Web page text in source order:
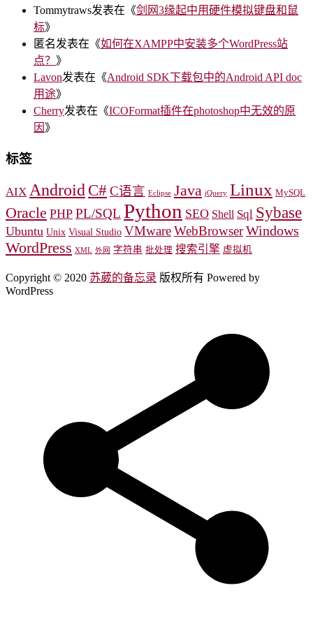
Tommytraws发表在《剑网3缘起中用硬件模拟键盘和鼠
标》
匿名发表在《如何在XAMPP中安装多个WordPress站
点？ 》
Lavon发表在《Android SDK下载包中的Android API doc
用途》
Cherry发表在《ICOFormat插件在photoshop中无效的原
因 》
标签
AIX Android C# C语言 Eclipse Java jQuery Linux MySQL
Oracle PHP PL/SQL Python SEO Shell Sql Sybase
Ubuntu Unix Visual Studio VMwareWebBrowserWindows
WordPress XML 外网 字符串 批处理 搜索引擎 虚拟机
Copyright © 2020 苏葳的备忘录 版权所有 Powered by
WordPress